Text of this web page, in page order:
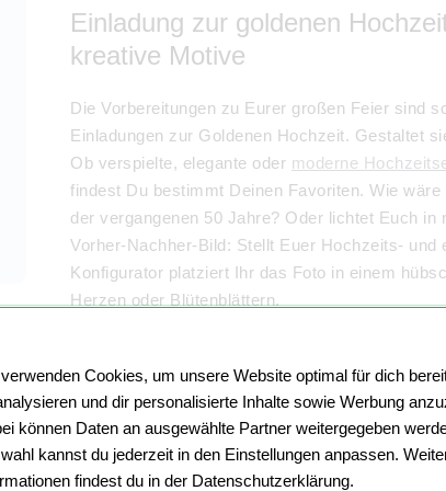
Cookies, um unsere Website optimal für dich
und dir personalisierte Inhalte sowie Werbung
können Daten an ausgewählte Partner weitergegeben
kannst du jederzeit in den Einstellungen anpassen.
findest du in der Datenschutzerklärung.
Einladung zur goldenen
kreative Motive
Die Vorbereitungen zu Eurer großen Feier sind
Einladungen zur Goldenen Hochzeit. Gestaltet
Ob verspielte, elegante oder moderne
findest Du bestimmt Deinen Favoriten. Wie
der vergangenen 50 Jahre? Oder lichtet Euch
Vorher-Nachher-Bild: Stellt Euer Hochzeits-
Konfigurator platziert Ihr das Foto in einem
Herzen oder Blütenblättern.
So gestaltet Ihr Eure Einladung
Fotos